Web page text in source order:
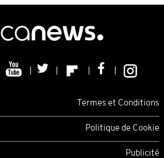
Termes et Conditions
Politique de Cookie
Publicité